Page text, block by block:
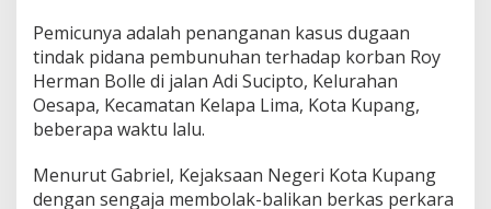
Pemicunya adalah penanganan kasus dugaan
tindak pidana pembunuhan terhadap korban Roy
Herman Bolle di jalan Adi Sucipto, Kelurahan
Oesapa, Kecamatan Kelapa Lima, Kota Kupang,
beberapa waktu lalu.
Menurut Gabriel, Kejaksaan Negeri Kota Kupang
dengan sengaja membolak-balikan berkas perkara